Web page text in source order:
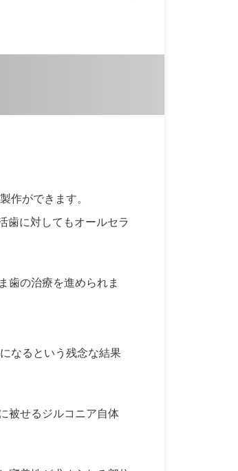
作ができます。
歯に対してもオールセラ
歯の治療を進められま
なるという残念な結果
被せるジルコニア自体